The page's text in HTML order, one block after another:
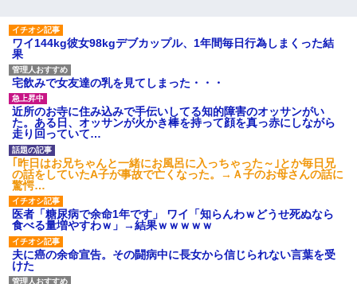
で家出したという話を聞いたも
のの、不安しかなくて…
急いで曲がり角を曲がったと
き、すごい衝撃を受けてリアル
に2ｍくらいふっとんだ
私の通勤時間30分・夫の通勤
時間3時間半の場所にマンション
を購入したら、夫に「もう疲れ
た、離婚したい。子供に会えな
くてもいいから1人になりた...
社員旅行先で知り合った女性
とアドレス交換し密会を続け
た。相手は処●だったので「一生
大事にしたい」の口説き文句で
アッサリ落ちた。簡単に切れる...
シェアハウスにいた女が妊娠
しちゃって大学を中退したら、
その女の親が怒鳴り込んでき
た。 女の父「お前らDNA鑑定し
ろ！」 俺たちは社会的には高
レ...
ーのチームを作ろう」運動は昔
から苦手ってこともあって断っ
る！キラカードが出る！」 とか
「史上最大のデマ・流言飛
語」と聞いて思いつくものって
自分が過去に目撃した「なん
じゃそりゃ！？」って感じの事
故の例
（←義父）の誕生日ご飯どうす
る？」
めちゃくちゃ…
ワイ144kg彼女98kgデブカップル、1年間毎日行為しまくった結
果
宅飲みで女友達の乳を見てしまった・・・
近所のお寺に住み込みで手伝いしてる知的障害のオッサンがい
た。ある日、オッサンが火かき棒を持って顔を真っ赤にしながら
走り回っていて…
｢昨日はお兄ちゃんと一緒にお風呂に入っちゃった～｣とか毎日兄
の話をしていたA子が事故で亡くなった。→Ａ子のお母さんの話に
驚愕…
医者「糖尿病で余命1年です」 ワイ「知らんわｗどうせ死ぬなら
食べる量増やすわｗ」→結果ｗｗｗｗｗ
夫に癌の余命宣告。その闘病中に長女から信じられない言葉を受
けた